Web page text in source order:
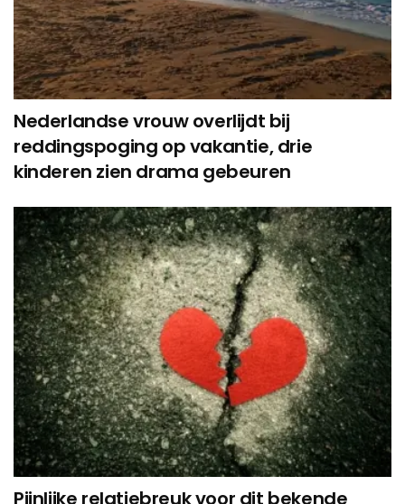
Nederlandse vrouw overlijdt bij
reddingspoging op vakantie, drie
kinderen zien drama gebeuren
Pijnlijke relatiebreuk voor dit bekende